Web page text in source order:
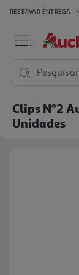
RESERVAR ENTREGA
Pesquisar
Clips Nº2
Unidades